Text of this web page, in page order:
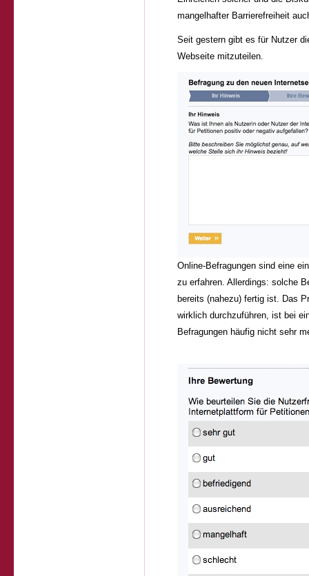
mangelhafter Barrierefreiheit
Seit gestern gibt es für Nutzer
Webseite mitzuteilen.
Online-Befragungen sind eine
zu erfahren. Allerdings: solche
bereits (nahezu) fertig ist. Das
wirklich durchzuführen, ist bei
Befragungen häufig nicht sehr